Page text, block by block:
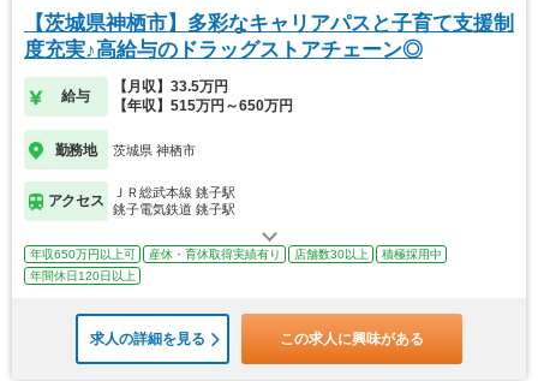
【茨城県神栖市】多彩なキャリアパスと子育て支援制
度充実♪高給与のドラッグストアチェーン◎
給与
【月収】33.5万円
【年収】515万円～650万円
勤務地 茨城県 神栖市
アクセス
ＪＲ総武本線 銚子駅
銚子電気鉄道 銚子駅
年収650万円以上可 産休・育休取得実績有り 店舗数30以上
積極採用中
年間休日120日以上
求人の詳細を見る この求人に興味がある